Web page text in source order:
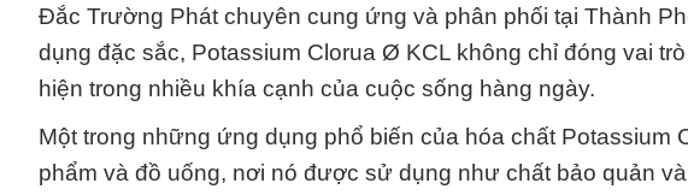
Đắc Trường Phát chuyên cung ứng và phân phối tại Thành
dụng đặc sắc, Potassium Clorua Ø KCL không chỉ đóng vai
hiện trong nhiều khía cạnh của cuộc sống hàng ngày.
Một trong những ứng dụng phổ biến của hóa chất Potassium
phẩm và đồ uống, nơi nó được sử dụng như chất bảo quản